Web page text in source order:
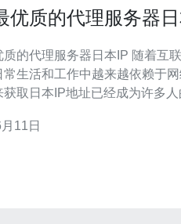
优质的代理服务器
服务器日本IP 随着互联网的快速发展，
常生活和工作中越来越依赖于
获取日本IP地址已经成为许多
稳定且高质量的代理服务器来
11日